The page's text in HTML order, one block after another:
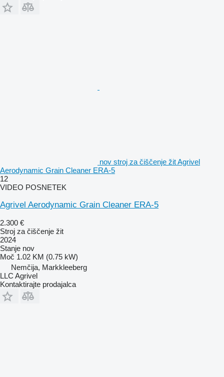
nov stroj za čiščenje žit Agrivel
Aerodynamic Grain Cleaner ERA-5
12
VIDEO POSNETEK
Agrivel Aerodynamic Grain Cleaner ERA-5
2.300 €
Stroj za čiščenje žit
2024
Stanje nov
Moč 1.02 KM (0.75 kW)
Nemčija, Markkleeberg
LLC Agrivel
Kontaktirajte prodajalca